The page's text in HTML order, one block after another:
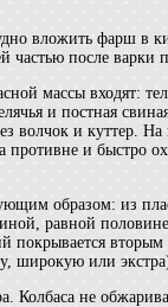
вложить фарш в
частью после варки
массы входят:
и постная
волчок и куттер.
и быстро
образом: из
равной половине
покрывается
широкую или
Колбаса не